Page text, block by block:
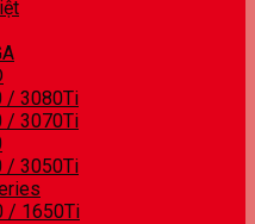
/ 3080Ti
/ 3070Ti
/ 3050Ti
/ 1650Ti